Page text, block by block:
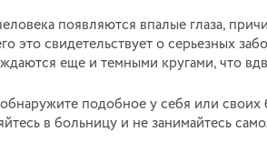
появляются впалые глаза,
это свидетельствует о серьезных
еще и темными кругами, что
подобное у себя или своих
в больницу и не занимайтесь